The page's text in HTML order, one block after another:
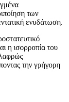
των
ενυδάτωση.
η ισορροπία του
την γρήγορη